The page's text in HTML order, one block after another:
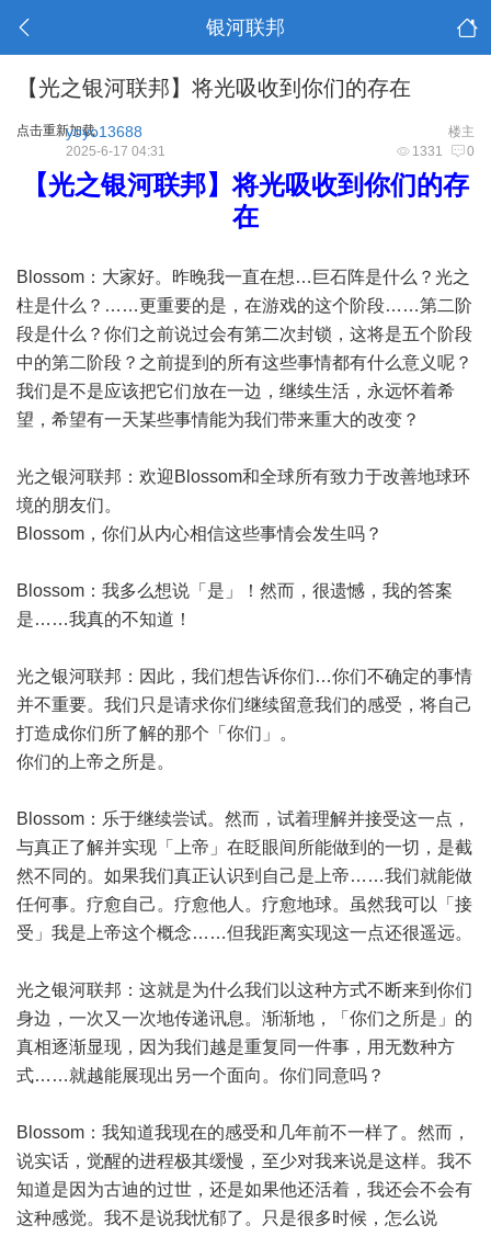
银河联邦
【光之银河联邦】将光吸收到你们的存在
点击重新加载 楼主
yoyo13688
1331 0
2025-6-17 04:31
【光之银河联邦】将光吸收到你们的存
在
Blossom：大家好。昨晚我一直在想…巨石阵是什么？光之
柱是什么？……更重要的是，在游戏的这个阶段……第二阶
段是什么？你们之前说过会有第二次封锁，这将是五个阶段
中的第二阶段？之前提到的所有这些事情都有什么意义呢？
我们是不是应该把它们放在一边，继续生活，永远怀着希
望，希望有一天某些事情能为我们带来重大的改变？
光之银河联邦：欢迎Blossom和全球所有致力于改善地球环
境的朋友们。
Blossom，你们从内心相信这些事情会发生吗？
Blossom：我多么想说「是」！然而，很遗憾，我的答案
是……我真的不知道！
光之银河联邦：因此，我们想告诉你们…你们不确定的事情
并不重要。我们只是请求你们继续留意我们的感受，将自己
打造成你们所了解的那个「你们」。
你们的上帝之所是。
Blossom：乐于继续尝试。然而，试着理解并接受这一点，
与真正了解并实现「上帝」在眨眼间所能做到的一切，是截
然不同的。如果我们真正认识到自己是上帝……我们就能做
任何事。疗愈自己。疗愈他人。疗愈地球。虽然我可以「接
受」我是上帝这个概念……但我距离实现这一点还很遥远。
光之银河联邦：这就是为什么我们以这种方式不断来到你们
身边，一次又一次地传递讯息。渐渐地，「你们之所是」的
真相逐渐显现，因为我们越是重复同一件事，用无数种方
式……就越能展现出另一个面向。你们同意吗？
Blossom：我知道我现在的感受和几年前不一样了。然而，
说实话，觉醒的进程极其缓慢，至少对我来说是这样。我不
知道是因为古迪的过世，还是如果他还活着，我还会不会有
这种感觉。我不是说我忧郁了。只是很多时候，怎么说